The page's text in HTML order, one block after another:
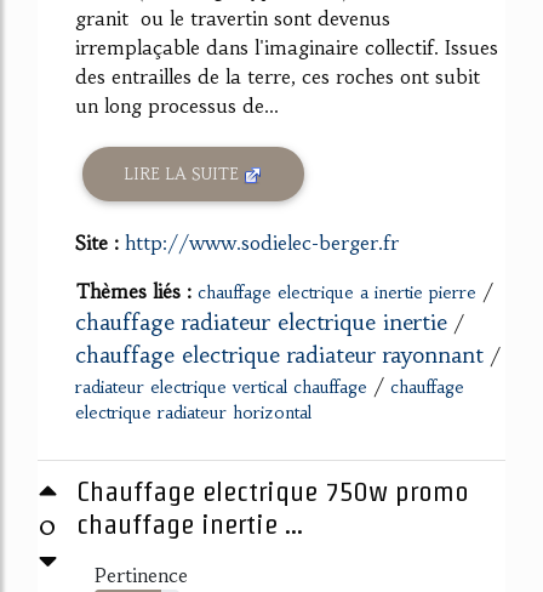
granit ou le travertin sont devenus
irremplaçable dans l'imaginaire collectif. Issues
des entrailles de la terre, ces roches ont subit
un long processus de...
LIRE LA SUITE
Site : http://www.sodielec-berger.fr
Thèmes liés : chauffage electrique a inertie pierre /
chauffage radiateur electrique inertie /
chauffage electrique radiateur rayonnant /
radiateur electrique vertical chauffage / chauffage
electrique radiateur horizontal
0
Chauffage electrique 750w promo
chauffage inertie ...
Pertinence